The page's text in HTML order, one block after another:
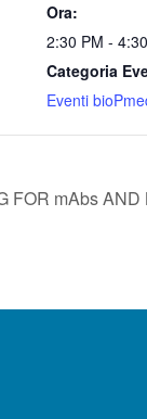
Ora:
2:30 PM -
Categoria
Eventi
FOR mAbs